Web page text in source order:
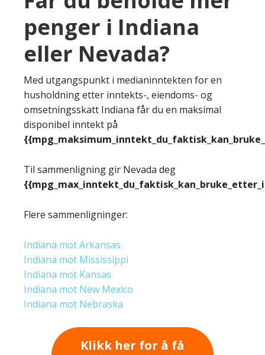
penger i Indiana
eller Nevada?
Med utgangspunkt i medianinntekten for en
husholdning etter inntekts-, eiendoms- og
omsetningsskatt Indiana får du en maksimal
disponibel inntekt på
Til sammenligning gir Nevada deg
Flere sammenligninger:
Indiana mot Arkansas
Indiana mot Mississippi
Indiana mot Kansas
Indiana mot New Mexico
Indiana mot Nebraska
Klikk her for å få